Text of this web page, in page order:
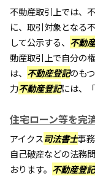
不動産取引上では、
に、取引対象となる
して公示する、 不動
動産取引上で自分の
は、 不動産登記のも
力不動産登記には、
住宅ローン等を完
アイクス司法書士事
自己破産などの法務問
おります。 不動産登記